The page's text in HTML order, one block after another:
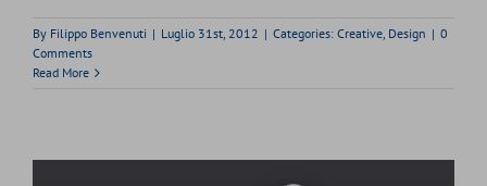
By Filippo Benvenuti | Luglio 31st, 2012 | Categories: Creative, Design | 0
Comments
Read More